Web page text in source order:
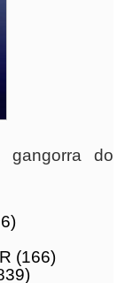
gangorra do
(166)